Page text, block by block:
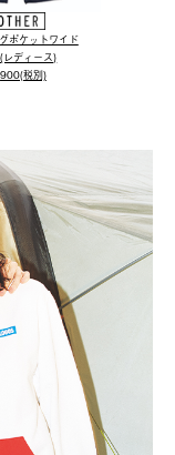
ポケットワイド
レディース)
税別)